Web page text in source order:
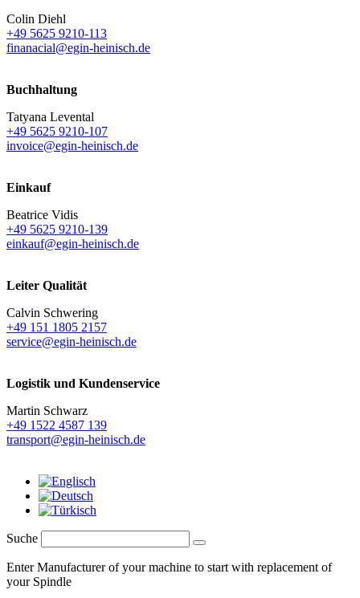
Colin Diehl
+49 5625 9210-113
finanacial@egin-heinisch.de
Buchhaltung
Tatyana Levental
+49 5625 9210-107
invoice@egin-heinisch.de
Einkauf
Beatrice Vidis
+49 5625 9210-139
einkauf@egin-heinisch.de
Leiter Qualität
Calvin Schwering
+49 151 1805 2157
service@egin-heinisch.de
Logistik und Kundenservice
Martin Schwarz
+49 1522 4587 139
transport@egin-heinisch.de
Suche
Enter Manufacturer of your machine to start with replacement of
your Spindle